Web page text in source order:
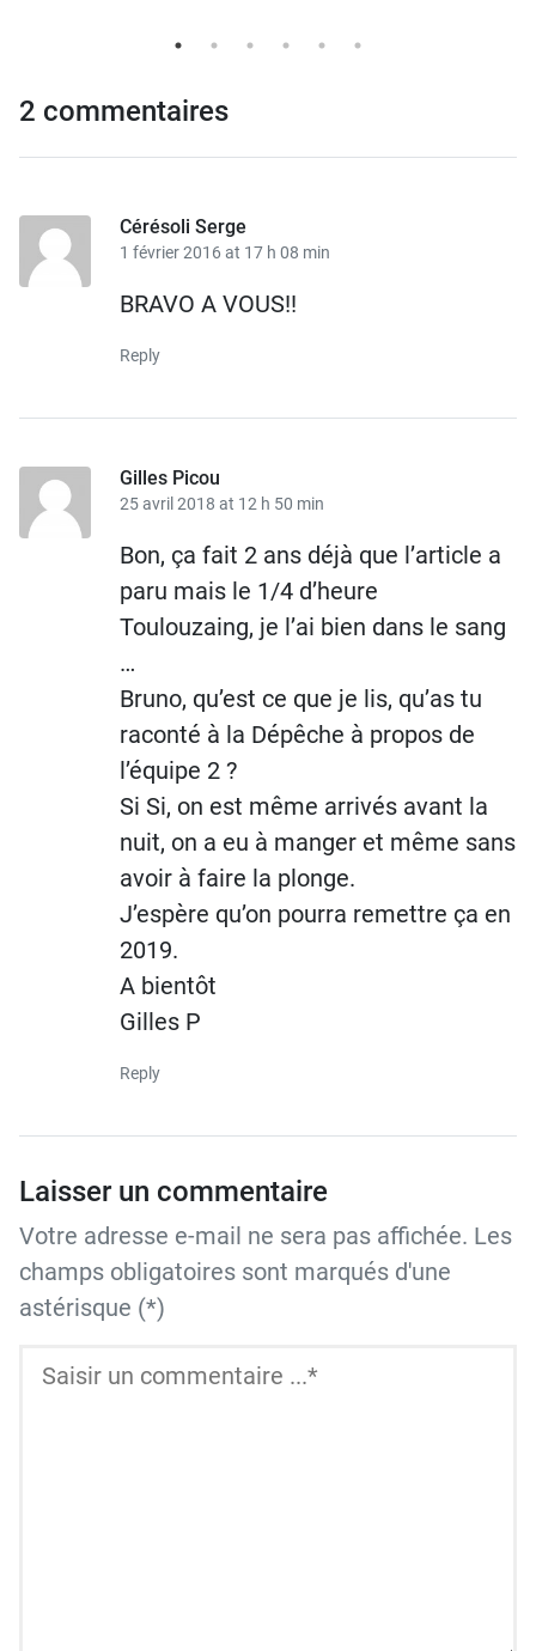
2 commentaires
Cérésoli Serge
1 février 2016 at 17 h 08 min
BRAVO A VOUS!!
Reply
Gilles Picou
25 avril 2018 at 12 h 50 min
Bon, ça fait 2 ans déjà que l’article a
paru mais le 1/4 d’heure
Toulouzaing, je l’ai bien dans le sang
…
Bruno, qu’est ce que je lis, qu’as tu
raconté à la Dépêche à propos de
l’équipe 2 ?
Si Si, on est même arrivés avant la
nuit, on a eu à manger et même sans
avoir à faire la plonge.
J’espère qu’on pourra remettre ça en
2019.
A bientôt
Gilles P
Reply
Laisser un commentaire
Votre adresse e-mail ne sera pas affichée. Les
champs obligatoires sont marqués d'une
astérisque (*)